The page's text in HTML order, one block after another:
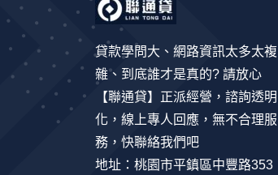
貸款學問大、網路資訊太多太複
雜、到底誰才是真的? 請放心
【聯通貸】正派經營，諮詢透明
化，線上專人回應，無不合理服
務，快聯絡我們吧
地址：桃園市平鎮區中豐路353